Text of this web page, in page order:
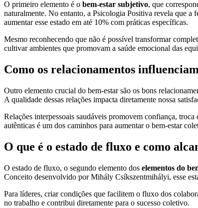
O primeiro elemento é o bem-estar subjetivo, que
naturalmente. No entanto, a Psicologia Positiva revela que a
aumentar esse estado em até 10% com práticas específicas.
Mesmo reconhecendo que não é possível transformar
cultivar ambientes que promovam a saúde emocional das
Como os relacionamentos
Outro elemento crucial do bem-estar são os bons
A qualidade dessas relações impacta diretamente nossa
Relações interpessoais saudáveis promovem confiança,
autênticas é um dos caminhos para aumentar o bem-estar
O que é o estado de fluxo e como
O estado de fluxo, o segundo elemento dos elementos do
Conceito desenvolvido por Mihály Csíkszentmihályi, esse
Para líderes, criar condições que facilitem o fluxo dos
no trabalho e contribui diretamente para o sucesso coletivo.